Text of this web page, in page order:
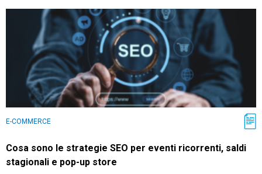
E-COMMERCE
Cosa sono le strategie SEO per eventi ricorrenti, saldi
stagionali e pop-up store